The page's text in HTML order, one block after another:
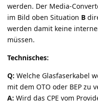
werden. Der Media-
im Bild oben Situation B
werden damit keine
müssen.
Technisches:
Q: Welche Glasfaserkabel
mit dem OTO oder BEP zu
A: Wird das CPE vom